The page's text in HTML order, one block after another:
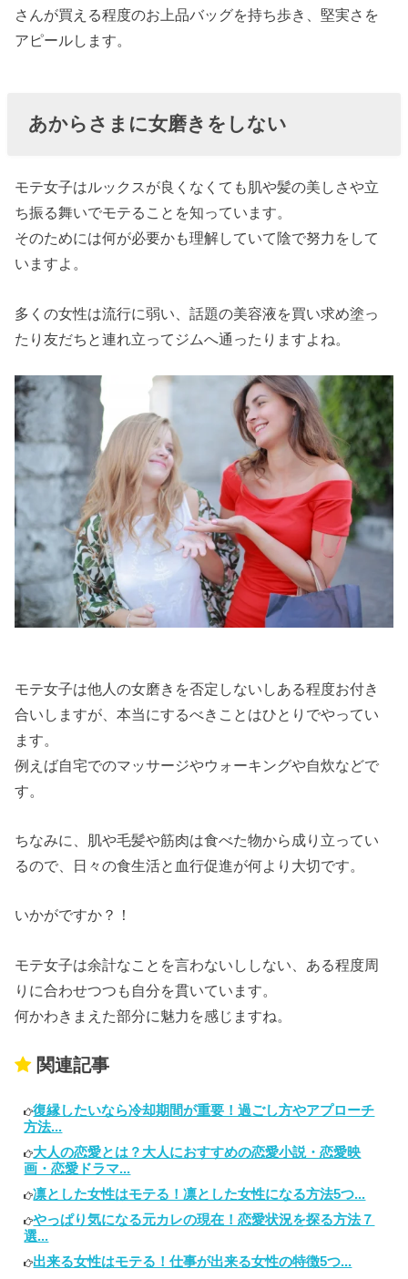
さんが買える程度のお上品バッグを持ち歩き、堅実さを
アピールします。
あからさまに女磨きをしない
モテ女子はルックスが良くなくても肌や髪の美しさや立
ち振る舞いでモテることを知っています。
そのためには何が必要かも理解していて陰で努力をして
いますよ。
多くの女性は流行に弱い、話題の美容液を買い求め塗っ
たり友だちと連れ立ってジムへ通ったりますよね。
モテ女子は他人の女磨きを否定しないしある程度お付き
合いしますが、本当にするべきことはひとりでやってい
ます。
例えば自宅でのマッサージやウォーキングや自炊などで
す。
ちなみに、肌や毛髪や筋肉は食べた物から成り立ってい
るので、日々の食生活と血行促進が何より大切です。
いかがですか？！
モテ女子は余計なことを言わないししない、ある程度周
りに合わせつつも自分を貫いています。
何かわきまえた部分に魅力を感じますね。
関連記事
復縁したいなら冷却期間が重要！過ごし方やアプローチ
方法...
大人の恋愛とは？大人におすすめの恋愛小説・恋愛映
画・恋愛ドラマ...
凛とした女性はモテる！凛とした女性になる方法5つ...
やっぱり気になる元カレの現在！恋愛状況を探る方法７
選...
出来る女性はモテる！仕事が出来る女性の特徴5つ...